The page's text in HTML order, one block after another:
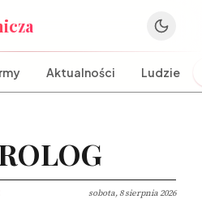
Aktualności Ludzie
sobota, 8 sierpnia 2026